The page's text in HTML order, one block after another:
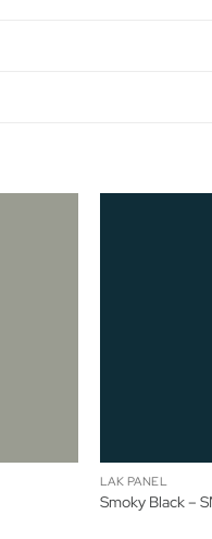
LAK PANEL
Smoky Black –